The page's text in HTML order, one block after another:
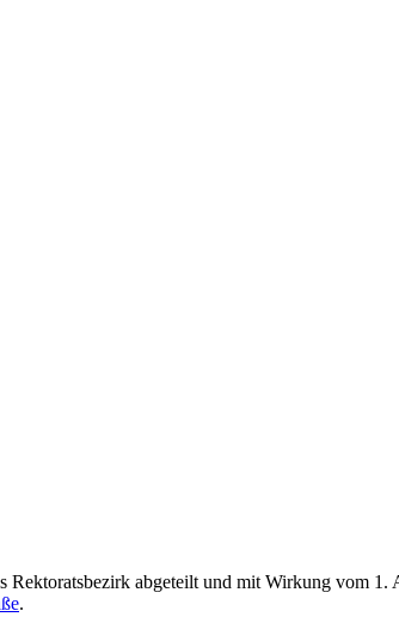
Rektoratsbezirk abgeteilt und mit Wirkung vom
.